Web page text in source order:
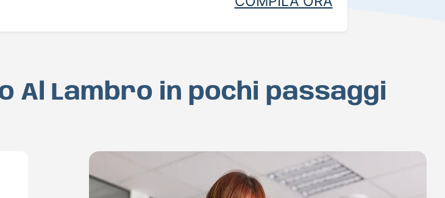
Al Lambro in pochi passaggi